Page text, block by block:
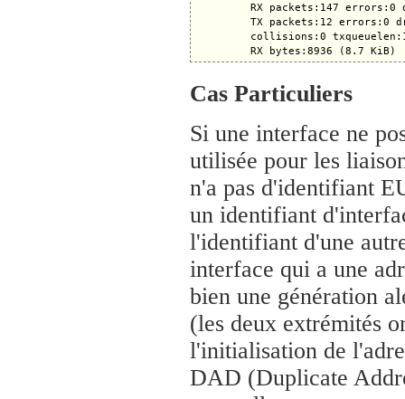
RX packets:147 errors:0
TX packets:12 errors:0
collisions:0
Cas Particuliers
Si une interface ne
utilisée pour les
n'a pas d'identifiant
un identifiant
l'identifiant d'une
interface qui a une
bien une génération
(les deux extrémités
l'initialisation de
DAD (Duplicate